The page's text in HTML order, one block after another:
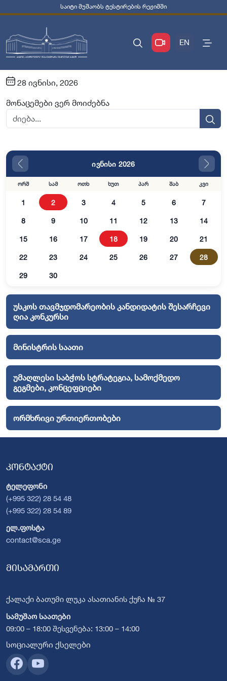
საიტი მუშაობს ტესტირების რეჟიმში
EN
28 ივნისი, 2026
მონაცემები ვერ მოიძებნა
ივნისი 2026
ორშ სამ ოთხ ხუთ პარ შაბ კვი
1 2 3 4 5 6 7
8 9 10 11 12 13 14
15 16 17 18 19 20 21
22 23 24 25 26 27 28
29 30
უსკოს თავმჯდომარეობის კანდიდატის შესარჩევი
ღია კონკურსი
მინისტრის საათი
უმაღლესი საბჭოს სტრატეგია, სამოქმედო
გეგმები, კონცეფციები
ორმხრივი ურთიერთობები
კონტაქტი
ტელეფონი
(+995 322) 28 54 48
(+995 322) 28 54 89
ელ.ფოსტა
contact@sca.ge
მისამართი
ქალაქი ბათუმი ლუკა ასათიანის ქუჩა № 37
სამუშაო საათები
09:00 – 18:00 შესვენება: 13:00 – 14:00
სოციალური ქსელები